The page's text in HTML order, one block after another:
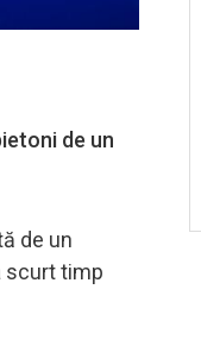
de un
de un
scurt timp